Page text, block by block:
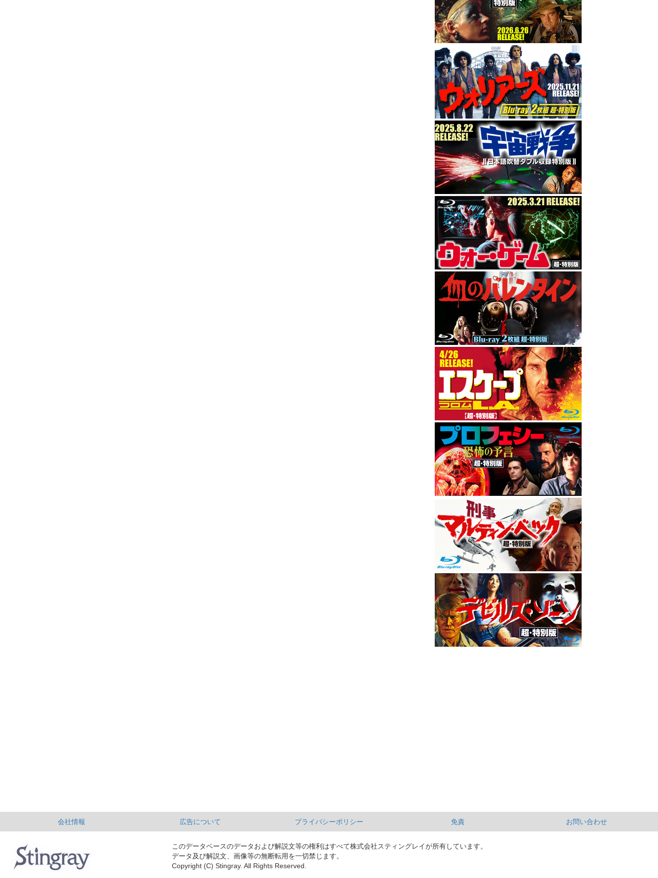
会社情報 広告について プライバシーポリシー 免責 お問い合わせ
このデータベースのデータおよび解説文等の権利はすべて株式会社スティングレイが所有しています。
データ及び解説文、画像等の無断転用を一切禁じます。
Copyright (C) Stingray. All Rights Reserved.